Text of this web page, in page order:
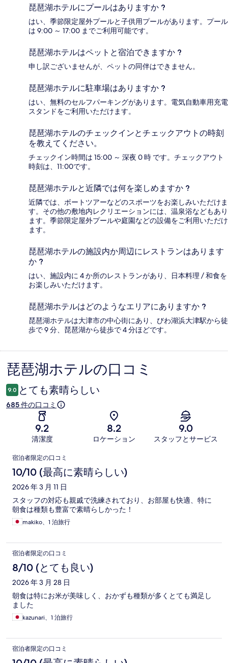
琵琶湖ホテルにプールはありますか ?
はい、季節限定屋外プールと子供用プールがあります。プール
は 9:00 ～ 17:00 までご利用可能です。
琵琶湖ホテルはペットと宿泊できますか ?
申し訳ございませんが、ペットの同伴はできません。
琵琶湖ホテルに駐車場はありますか ?
はい、無料のセルフパーキングがあります。電気自動車用充電
スタンドをご利用いただけます。
琵琶湖ホテルのチェックインとチェックアウトの時刻
を教えてください。
チェックイン時間は 15:00 ～ 深夜 0 時 です。チェックアウト
時刻は、11:00です。
琵琶湖ホテルと近隣では何を楽しめますか ?
近隣では、ボートツアーなどのスポーツをお楽しみいただけま
す。その他の敷地内レクリエーションには、温泉浴などもあり
ます。季節限定屋外プールや庭園などの設備をご利用いただけ
ます。
琵琶湖ホテルの施設内か周辺にレストランはあります
か ?
はい、施設内に 4 か所のレストランがあり、日本料理 / 和食を
お楽しみいただけます。
琵琶湖ホテルはどのようなエリアにありますか ?
琵琶湖ホテルは大津市の中心街にあり、びわ湖浜大津駅から徒
歩で 9 分、琵琶湖から徒歩で 4 分ほどです。
口
コ
ミ
琵琶湖ホテルの口コミ
9.0 とても素晴らしい
685 件の口コミ
9.2
清潔度
8.2
ロケーション
9.0
スタッフとサービス
口
コ
ミ
宿泊者限定の口コミ
10/10 (最高に素晴らしい)
2026 年 3 月 11 日
スタッフの対応も親戚で洗練されており、お部屋も快適、特に
朝食は種類も豊富で素晴らしかった！
makiko、1 泊旅行
宿泊者限定の口コミ
8/10 (とても良い)
2026 年 3 月 28 日
朝食は特にお米が美味しく、おかずも種類が多くとても満足し
ました
kazunari、1 泊旅行
宿泊者限定の口コミ